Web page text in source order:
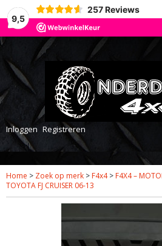
9,5
257 Reviews
Inloggen Registreren
Home > Zoek op merk > F4x4> F4X4 –
TOYOTA FJ CRUISER 06-13